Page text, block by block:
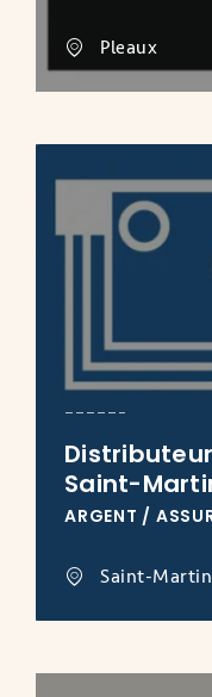
Pleaux
Saint-
ARGENT /
Saint-